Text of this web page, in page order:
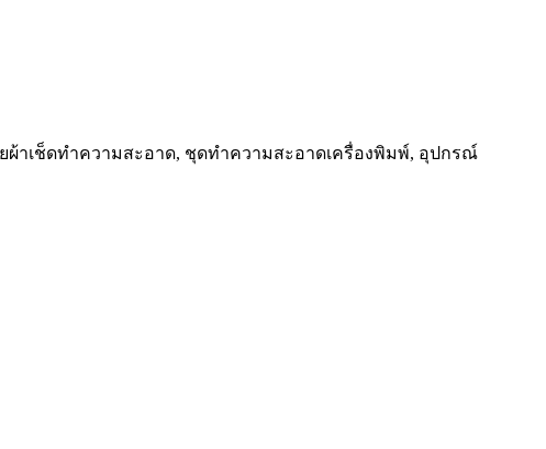
ผ้าเช็ดทำความสะอาด, ชุดทำความสะอาดเครื่องพิมพ์, อุปกรณ์